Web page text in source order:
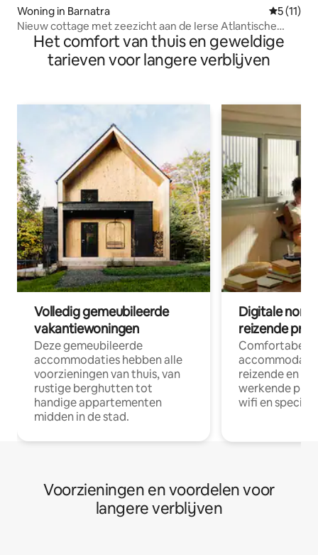
Woning in Barnatra
5 (11)
Nieuw cottage met zeezicht aan de Ierse Atlantische
kust!Het comfort van thuis en geweldige
tarieven voor langere verblijven
Volledig gemeubileerde
vakantiewoningen
Deze gemeubileerde
accommodaties hebben alle
voorzieningen van thuis, van
rustige berghutten tot
handige appartementen
midden in de stad.
Digitale
reizende
Comfortabele
reizende en
werkende
wifi en
Voorzieningen en voordelen voor
langere verblijven